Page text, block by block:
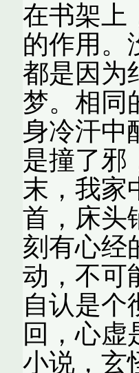
在书架上
的作用。
都是因为
梦。相同
身冷汗中
是撞了邪
末，我家
首，床头
刻有心经
动，不可
自认是个
回，心虚
小说，玄